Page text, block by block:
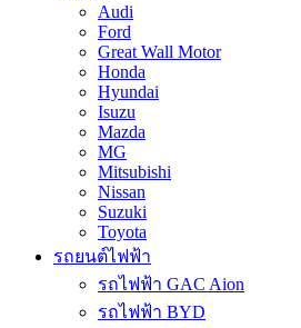
Audi
Ford
Great Wall Motor
Honda
Hyundai
Isuzu
Mazda
MG
Mitsubishi
Nissan
Suzuki
Toyota
รถยนต์ไฟฟ้า
รถไฟฟ้า GAC Aion
รถไฟฟ้า BYD